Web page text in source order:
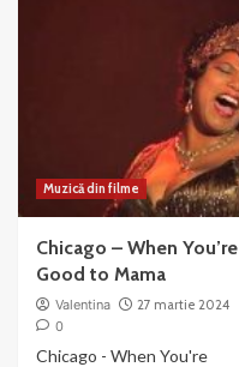
Muzică din filme
Chicago – When You’re
Good to Mama
Valentina
27 martie 2024
0
Chicago - When You're